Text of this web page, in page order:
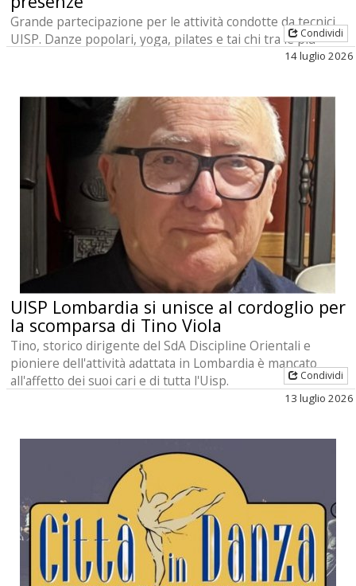
Grande partecipazione per le attività condotte da tecnici
UISP. Danze popolari, yoga, pilates e tai chi tra le piùCondividi
14 luglio 2026
UISP Lombardia si unisce al cordoglio per
la scomparsa di Tino Viola
Tino, storico dirigente del SdA Discipline Orientali e
pioniere dell'attività adattata in Lombardia è mancato
all'affetto dei suoi cari e di tutta l'Uisp.
Condividi
13 luglio 2026